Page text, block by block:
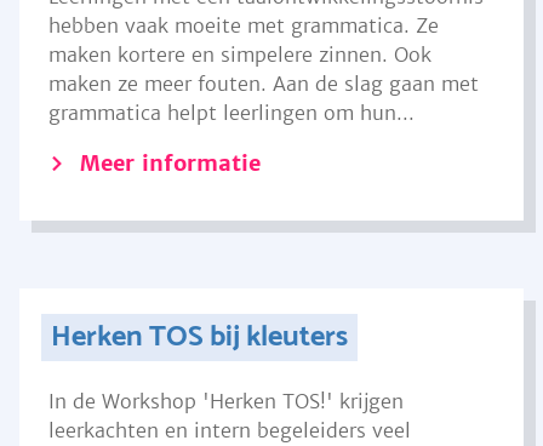
hebben vaak moeite met grammatica. Ze
maken kortere en simpelere zinnen. Ook
maken ze meer fouten. Aan de slag gaan met
grammatica helpt leerlingen om hun...
Meer informatie
Herken TOS bij kleuters
In de Workshop 'Herken TOS!' krijgen
leerkachten en intern begeleiders veel